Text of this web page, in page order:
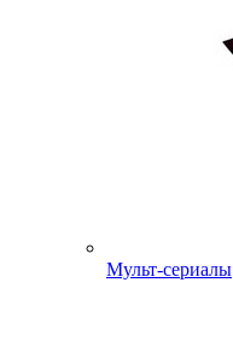
Мульт-сериалы